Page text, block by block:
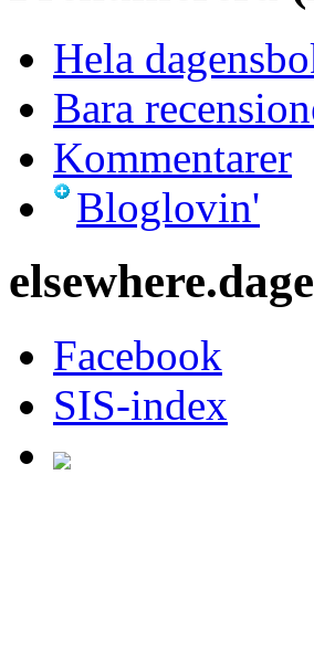
Hela
Bara
Kommentarer
Bloglovin'
Facebook
SIS-index